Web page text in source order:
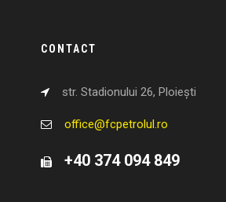
CONTACT
str. Stadionului 26, Ploiești
office@fcpetrolul.ro
+40 374 094 849